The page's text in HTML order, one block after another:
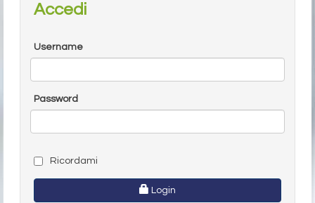
Accedi
Username
Password
Ricordami
Login